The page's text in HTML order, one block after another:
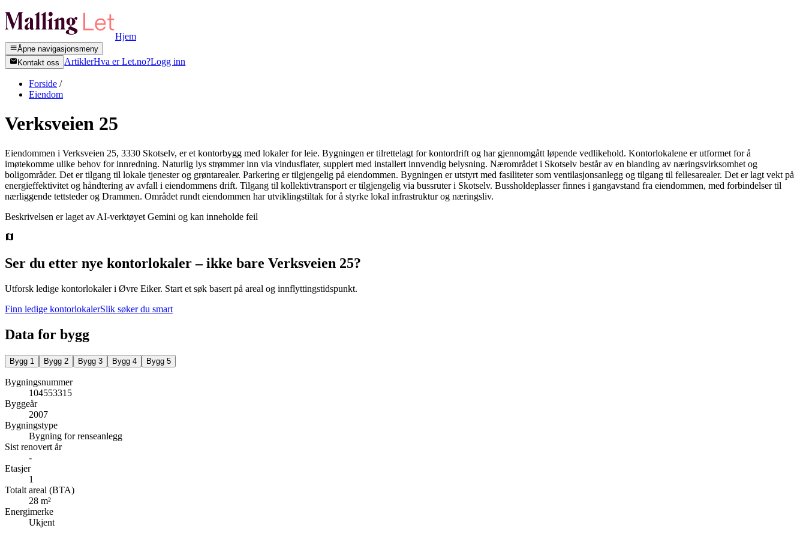
Hjem
Åpne navigasjonsmeny
Kontakt oss
ArtiklerHva er Let.no?Logg inn
Forside /
Eiendom
Verksveien 25
Eiendommen i Verksveien 25, 3330 Skotselv, er et kontorbygg med lokaler for leie. Bygningen er tilrettelagt for kontordrift og har gjennomgått løpende vedlikehold. Kontorlokalene er utformet for å
imøtekomme ulike behov for innredning. Naturlig lys strømmer inn via vindusflater, supplert med installert innvendig belysning. Nærområdet i Skotselv består av en blanding av næringsvirksomhet og
boligområder. Det er tilgang til lokale tjenester og grøntarealer. Parkering er tilgjengelig på eiendommen. Bygningen er utstyrt med fasiliteter som ventilasjonsanlegg og tilgang til fellesarealer. Det er lagt vekt på
energieffektivitet og håndtering av avfall i eiendommens drift. Tilgang til kollektivtransport er tilgjengelig via bussruter i Skotselv. Bussholdeplasser finnes i gangavstand fra eiendommen, med forbindelser til
nærliggende tettsteder og Drammen. Området rundt eiendommen har utviklingstiltak for å styrke lokal infrastruktur og næringsliv.
Beskrivelsen er laget av AI-verktøyet Gemini og kan inneholde feil
Ser du etter nye kontorlokaler – ikke bare Verksveien 25?
Utforsk ledige kontorlokaler i Øvre Eiker. Start et søk basert på areal og innflyttingstidspunkt.
Finn ledige kontorlokalerSlik søker du smart
Data for bygg
Bygg 1 Bygg 2 Bygg 3 Bygg 4 Bygg 5
Bygningsnummer
104553315
Byggeår
2007
Bygningstype
Bygning for renseanlegg
Sist renovert år
-
Etasjer
1
Totalt areal (BTA)
28 m²
Energimerke
Ukjent